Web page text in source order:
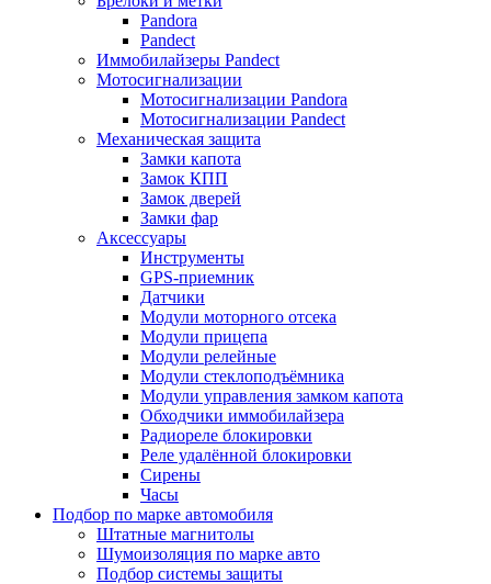
Pandora
Pandect
Иммобилайзеры Pandect
Мотосигнализации
Мотосигнализации Pandora
Мотосигнализации Pandect
Механическая защита
Замки капота
Замок КПП
Замок дверей
Замки фар
Аксессуары
Инструменты
GPS-приемник
Датчики
Модули моторного отсека
Модули прицепа
Модули релейные
Модули стеклоподъёмника
Модули управления замком капота
Обходчики иммобилайзера
Радиореле блокировки
Реле удалённой блокировки
Сирены
Часы
Подбор по марке автомобиля
Штатные магнитолы
Шумоизоляция по марке авто
Подбор системы защиты